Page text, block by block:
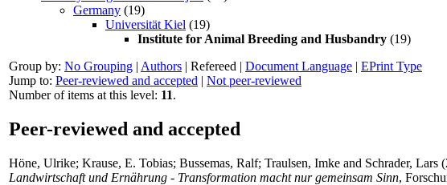
Germany (19)
Universität Kiel (19)
Institute for Animal Breeding and Husbandry (19)
Group by: No Grouping | Authors | Refereed | Document Language | EPrint Type
Jump to: Peer-reviewed and accepted | Not peer-reviewed
Number of items at this level: 11.
Peer-reviewed and accepted
Höne, Ulrike; Krause, E. Tobias; Bussemas, Ralf; Traulsen, Imke and Schrader, Lars
Landwirtschaft und Ernährung - Transformation macht nur gemeinsam Sinn,